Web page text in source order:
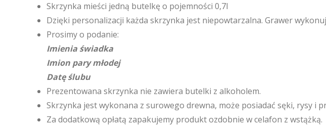
Skrzynka mieści jedną butelkę o pojemności 0,7l
Dzięki personalizacji każda skrzynka jest niepowtarzalna. Grawer
Prosimy o podanie:
Imienia świadka
Imion pary młodej
Datę ślubu
Prezentowana skrzynka nie zawiera butelki z alkoholem.
Skrzynka jest wykonana z surowego drewna, może posiadać sęki, rysy i
Za dodatkową opłatą zapakujemy produkt ozdobnie w celafon z wstążką.